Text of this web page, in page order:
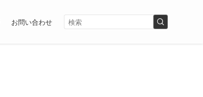
お問い合わせ